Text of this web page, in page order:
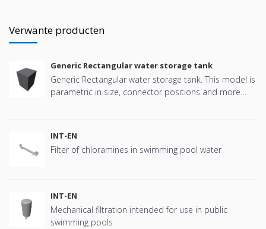
Verwante producten
Generic Rectangular water storage tank
Generic Rectangular water storage tank. This model is
parametric in size, connector positions and more
INT-EN
Filter of chloramines in swimming pool water
INT-EN
Mechanical filtration intended for use in public
swimming pools